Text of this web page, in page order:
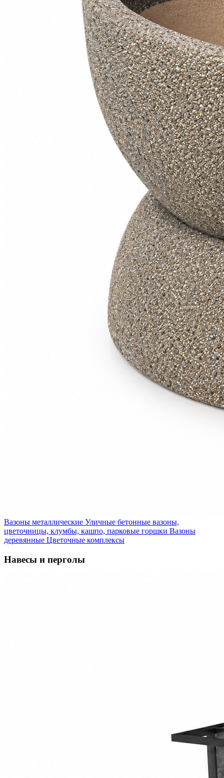
Вазоны металлические Уличные бетонные вазоны,
цветочницы, клумбы, кашпо, парковые горшки Вазоны
деревянные Цветочные комплексы
Навесы и перголы